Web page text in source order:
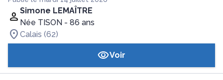
Simone LEMAÎTRE
Née TISON - 86 ans
Calais (62)
Voir